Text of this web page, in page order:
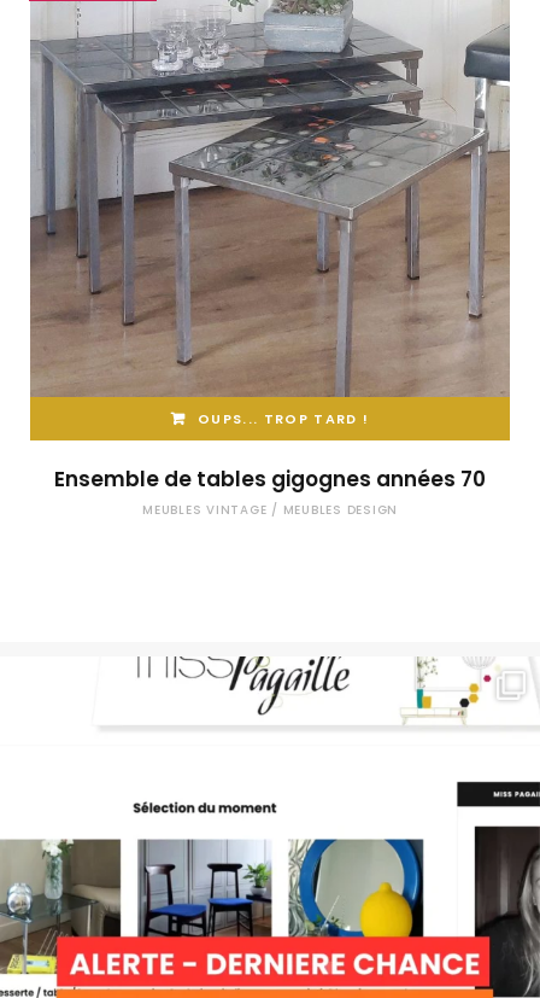
OUPS... TROP TARD !
Ensemble de tables gigognes années 70
MEUBLES VINTAGE / MEUBLES DESIGN